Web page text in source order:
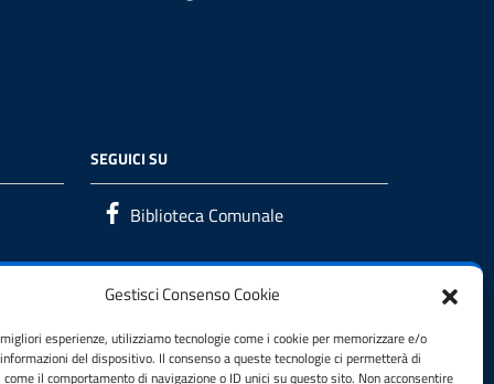
Gestisci Consenso Cookie
esperienze, utilizziamo tecnologie come i cookie per memorizzare e/o
del dispositivo. Il consenso a queste tecnologie ci permetterà di
il comportamento di navigazione o ID unici su questo sito. Non acconsentire
SEGUICI SU
Biblioteca Comunale